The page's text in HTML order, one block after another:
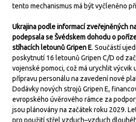
tento mechanismus má být vyčleněno
Ukrajina podle informací zveřejněných
podepsala se Švédskem dohodu o
stíhacích letounů Gripen E. Součástí
poskytnutí 16 letounů Gripen C/D od
vojenské pomoci, což má urychlit výcvik
přípravu personálu na zavedení nové
Dodávky nových strojů Gripen E,
evropského úvěrového rámce za
jsou plánovány na začátek roku 2029.
pro použití střel vzduch–vzduch